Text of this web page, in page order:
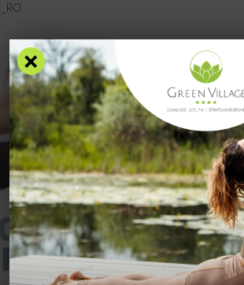
CAZARE FACILITĂȚI EXPERIENȚE
×